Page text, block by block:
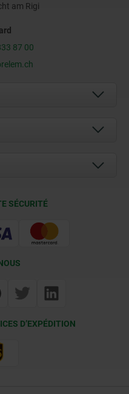
am Rigi
87 00
SÉCURITÉ
D’EXPÉDITION